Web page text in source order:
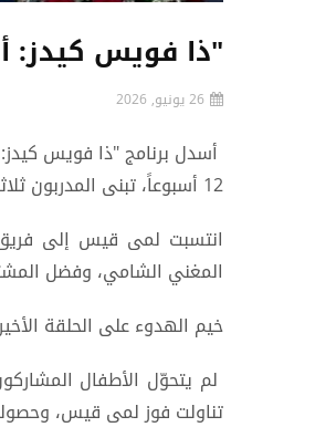
"ذا فويس
26 يونيو, 2026
أسدل برنامج "ذا فويس
12 أسبوعاً، تبنى المدربون ثلاثة أصوات وصلت إلى النهائيات، لتفوز لمى قيس (14 عاماً) من اليمن باللقب.
انتسبت لمى قيس إلى فريق
المغني الشامي، وفضل
خيم الهدوء على الحلقة
لم يتحوّل الأطفال
تناولت فوز لمى قيس،